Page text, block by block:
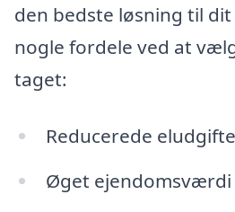
den bedste løsning til
nogle fordele ved at
taget:
Reducerede
Øget ejendomsværdi